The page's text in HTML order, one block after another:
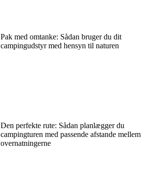
Pak med omtanke: Sådan bruger du dit
campingudstyr med hensyn til naturen
Den perfekte rute: Sådan planlægger du
campingturen med passende afstande mellem
overnatningerne